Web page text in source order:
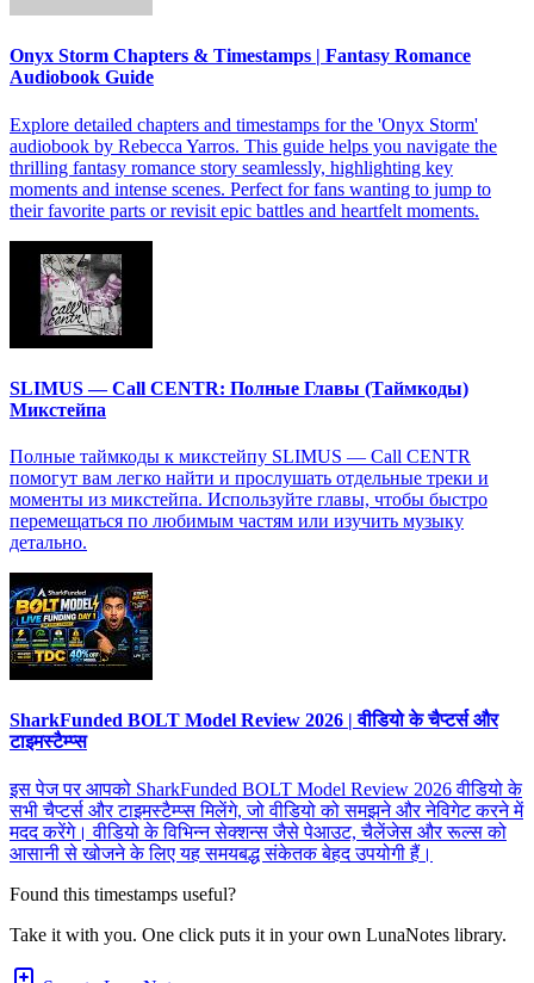
Onyx Storm Chapters & Timestamps | Fantasy Romance
Audiobook Guide
Explore detailed chapters and timestamps for the 'Onyx Storm'
audiobook by Rebecca Yarros. This guide helps you navigate the
thrilling fantasy romance story seamlessly, highlighting key
moments and intense scenes. Perfect for fans wanting to jump to
their favorite parts or revisit epic battles and heartfelt moments.
SLIMUS — Call CENTR: Полные Главы (Таймкоды)
Микстейпа
Полные таймкоды к микстейпу SLIMUS — Call CENTR
помогут вам легко найти и прослушать отдельные треки и
моменты из микстейпа. Используйте главы, чтобы быстро
перемещаться по любимым частям или изучить музыку
детально.
SharkFunded BOLT Model Review 2026 | वीडियो के चैप्टर्स और
टाइमस्टैम्प्स
इस पेज पर आपको SharkFunded BOLT Model Review 2026 वीडियो के
सभी चैप्टर्स और टाइमस्टैम्प्स मिलेंगे, जो वीडियो को समझने और नेविगेट करने में
मदद करेंगे। वीडियो के विभिन्न सेक्शन्स जैसे पेआउट, चैलेंजेस और रूल्स को
आसानी से खोजने के लिए यह समयबद्ध संकेतक बेहद उपयोगी हैं।
Found this timestamps useful?
Take it with you. One click puts it in your own LunaNotes library.